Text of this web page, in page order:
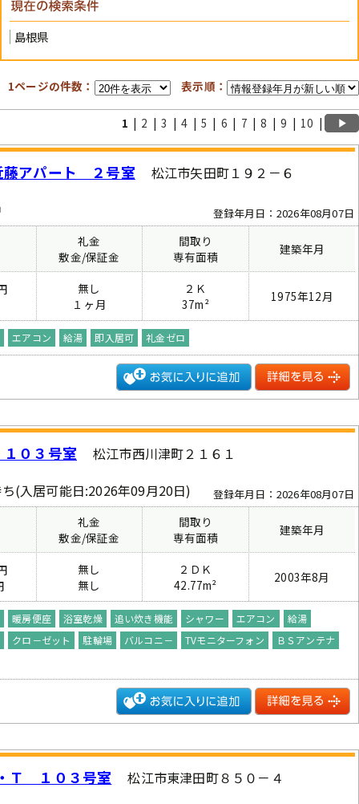
島根県
1ページの件数： 表示順：
1 | 2 | 3 | 4 | 5 | 6 | 7 | 8 | 9 | 10 |
アパート ２号室
松江市矢田町１９２－６
登録年月日：2026年08月07日
礼金
敷金/保証金
間取り
専有面積
建築年月
無し
１ヶ月
２Ｋ
37m²
1975年12月
エアコン 給湯 即入居可 礼金ゼロ
０３号室
松江市西川津町２１６１
(入居可能日:2026年09月20日)
登録年月日：2026年08月07日
礼金
敷金/保証金
間取り
専有面積
建築年月
無し
無し
２ＤＫ
42.77m²
2003年8月
暖房便座 浴室乾燥 追い炊き機能 シャワー エアコン
給湯
クロ－ゼット 駐輪場 バルコニ－ TVモニターフォン ＢＳアンテナ
Ｔ １０３号室
松江市東津田町８５０－４